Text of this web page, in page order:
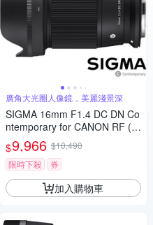
廣角大光圈人像鏡，美麗淺景深
SIGMA 16mm F1.4 DC DN Co
ntemporary for CANON RF (公
司貨) 廣角大光圈定焦鏡 人像
鏡 APS-C 無反微單眼專用鏡頭
$9,966 $10,490
限時下殺
券
加入購物車